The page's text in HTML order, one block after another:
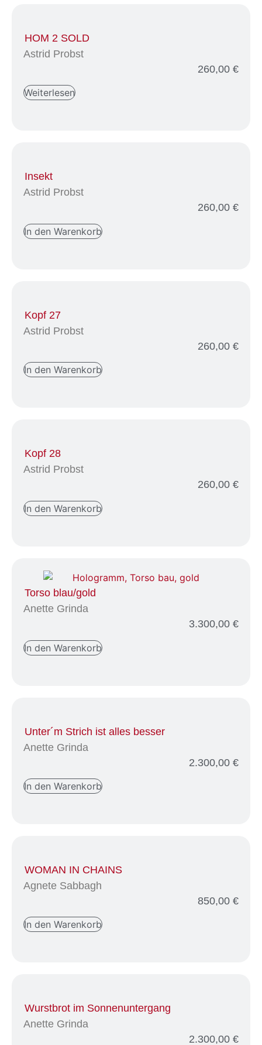
HOM 2 SOLD
Astrid Probst
260,00 €
Weiterlesen
Insekt
Astrid Probst
260,00 €
In den Warenkorb
Kopf 27
Astrid Probst
260,00 €
In den Warenkorb
Kopf 28
Astrid Probst
260,00 €
In den Warenkorb
Torso blau/gold
Anette Grinda
3.300,00 €
In den Warenkorb
Unter´m Strich ist alles besser
Anette Grinda
2.300,00 €
In den Warenkorb
WOMAN IN CHAINS
Agnete Sabbagh
850,00 €
In den Warenkorb
Wurstbrot im Sonnenuntergang
Anette Grinda
2.300,00 €